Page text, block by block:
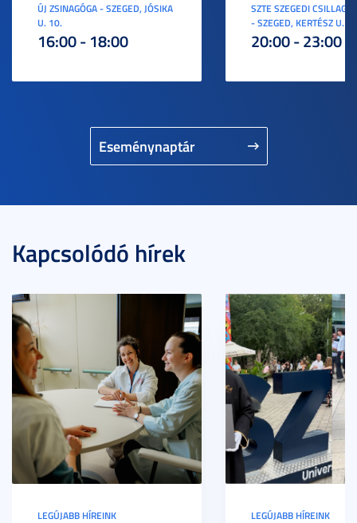
Eseménynaptár
ÚJ ZSINAGÓGA - SZEGED, JÓSIKA
U. 10.
16:00 - 18:00
SZTE SZEGEDI
- SZEGED, KERTÉSZ U. 3.
20:00 - 23:00
Kapcsolódó hírek
LEGÚJABB HÍREINK LEGÚJABB HÍREINK